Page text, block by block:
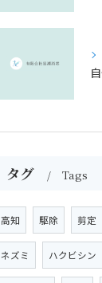
タグ Tags
高知 駆除 剪定
ネズミ ハクビシン